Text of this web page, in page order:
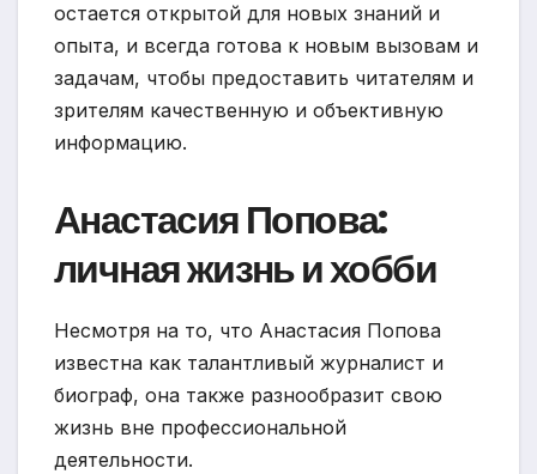
остается открытой для новых знаний и
опыта, и всегда готова к новым вызовам и
задачам, чтобы предоставить читателям и
зрителям качественную и объективную
информацию.
Анастасия Попова:
личная жизнь и хобби
Несмотря на то, что Анастасия Попова
известна как талантливый журналист и
биограф, она также разнообразит свою
жизнь вне профессиональной
деятельности.